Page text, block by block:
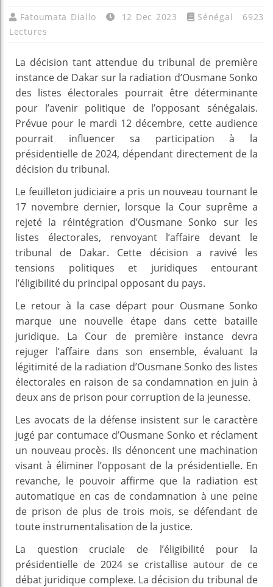
Fatoumata Diallo 12 Dec 2023 Sénégal
6923
Lectures
La décision tant attendue du tribunal de première
instance de Dakar sur la radiation d’Ousmane Sonko
des listes électorales pourrait être déterminante
pour l’avenir politique de l’opposant sénégalais.
Prévue pour le mardi 12 décembre, cette audience
pourrait influencer sa participation à la
présidentielle de 2024, dépendant directement de la
décision du tribunal.
Le feuilleton judiciaire a pris un nouveau tournant le
17 novembre dernier, lorsque la Cour suprême a
rejeté la réintégration d’Ousmane Sonko sur les
listes électorales, renvoyant l’affaire devant le
tribunal de Dakar. Cette décision a ravivé les
tensions politiques et juridiques entourant
l’éligibilité du principal opposant du pays.
Le retour à la case départ pour Ousmane Sonko
marque une nouvelle étape dans cette bataille
juridique. La Cour de première instance devra
rejuger l’affaire dans son ensemble, évaluant la
légitimité de la radiation d’Ousmane Sonko des listes
électorales en raison de sa condamnation en juin à
deux ans de prison pour corruption de la jeunesse.
Les avocats de la défense insistent sur le caractère
jugé par contumace d’Ousmane Sonko et réclament
un nouveau procès. Ils dénoncent une machination
visant à éliminer l’opposant de la présidentielle. En
revanche, le pouvoir affirme que la radiation est
automatique en cas de condamnation à une peine
de prison de plus de trois mois, se défendant de
toute instrumentalisation de la justice.
La question cruciale de l’éligibilité pour la
présidentielle de 2024 se cristallise autour de ce
débat juridique complexe. La décision du tribunal de